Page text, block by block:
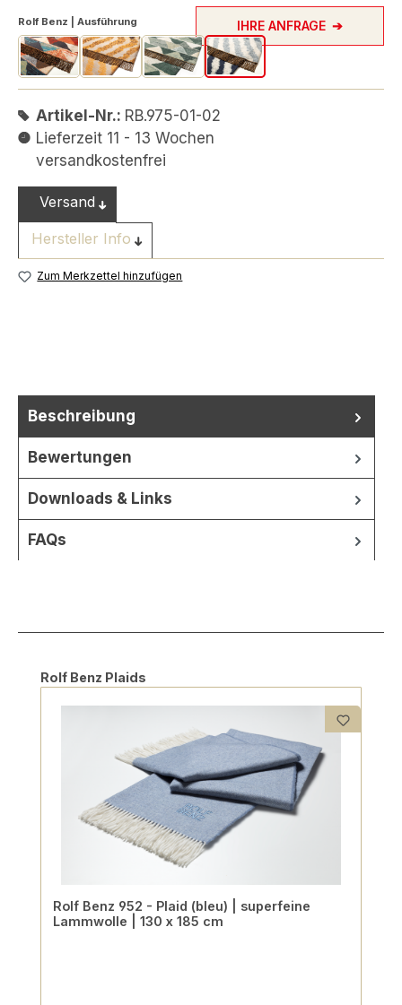
IHRE ANFRAGE
Rolf Benz | Ausführung
Bunt DreieckCurry BraunGrün DreieckGrünblau
Artikel-Nr.: RB.975-01-02
Lieferzeit 11 - 13 Wochen
versandkostenfrei
Versand
Hersteller Info
Zum Merkzettel hinzufügen
Beschreibung
Bewertungen
Downloads & Links
FAQs
Produktgalerie überspringen
Rolf Benz Plaids
Rolf Benz 952 - Plaid (bleu) | superfeine
Lammwolle | 130 x 185 cm